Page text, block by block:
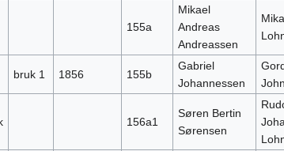
155a
Mikael
Andreas
Andreassen
bruk 1 1856 155b
Gabriel
Johannessen
156a1
Søren Bertin
Sørensen